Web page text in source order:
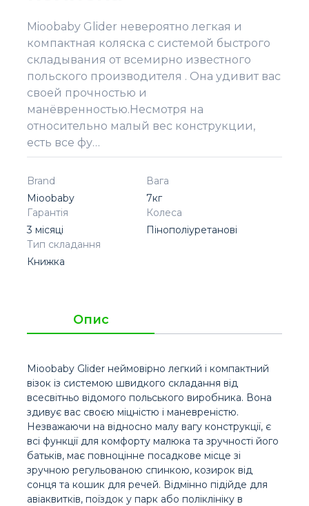
Mioobaby Glider невероятно легкая и
компактная коляска с системой быстрого
складывания от всемирно известного
польского производителя . Она удивит вас
своей прочностью и
манёвренностью.Несмотря на
относительно малый вес конструкции,
есть все фу…
Brand
Mioobaby
Вага
7кг
Гарантія
3 місяці
Колеса
Пінополіуретанові
Тип складання
Книжка
Опис
Mioobaby Glider неймовірно легкий і компактний
візок із системою швидкого складання від
всесвітньо відомого польського виробника. Вона
здивує вас своєю міцністю і маневреністю.
Незважаючи на відносно малу вагу конструкції, є
всі функції для комфорту малюка та зручності його
батьків, має повноцінне посадкове місце зі
зручною регульованою спинкою, козирок від
сонця та кошик для речей. Відмінно підійде для
авіаквитків, поїздок у парк або поліклініку в